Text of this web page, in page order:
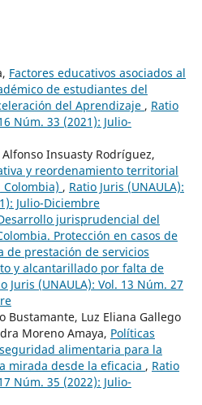
Factores educativos asociados al
de estudiantes del
del Aprendizaje , Ratio
Núm. 33 (2021): Julio-
Insuasty Rodríguez,
y reordenamiento territorial
, Ratio Juris (UNAULA):
Julio-Diciembre
jurisprudencial del
Protección en casos de
de prestación de servicios
y alcantarillado por falta de
Juris (UNAULA): Vol. 13 Núm. 27
Bustamante, Luz Eliana Gallego
Moreno Amaya, Políticas
alimentaria para la
mirada desde la eficacia , Ratio
Núm. 35 (2022): Julio-